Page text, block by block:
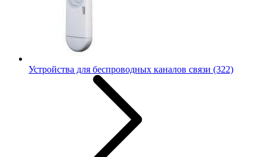
Устройства для беспроводных каналов связи (322)